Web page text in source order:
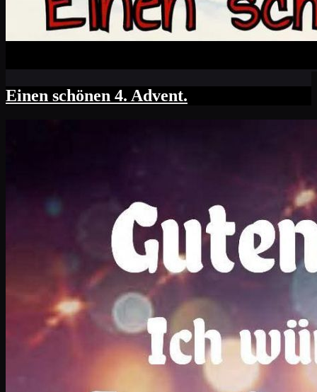
Einen schönen 4. Advent.